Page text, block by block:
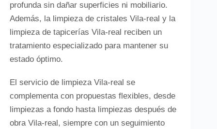
profunda sin dañar superficies ni mobiliario.
Además, la limpieza de cristales Vila-real y la
limpieza de tapicerías Vila-real reciben un
tratamiento especializado para mantener su
estado óptimo.
El servicio de limpieza Vila-real se
complementa con propuestas flexibles, desde
limpiezas a fondo hasta limpiezas después de
obra Vila-real, siempre con un seguimiento